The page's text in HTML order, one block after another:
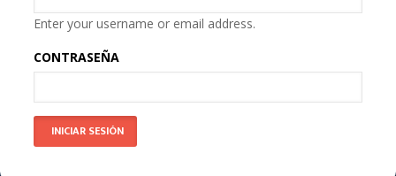
Enter your username or email address.
CONTRASEÑA